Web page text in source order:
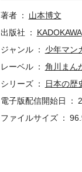
著者
山本博文
出版社
KADOKAWA
ジャンル
少年マン
レーベル
角川まん
シリーズ
日本の歴
電子版配信開始日
ファイルサイズ